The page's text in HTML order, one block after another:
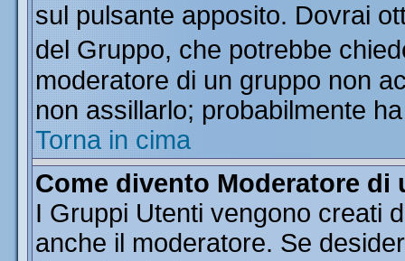
sul pulsante apposito. Dovrai
del Gruppo, che potrebbe
moderatore di un gruppo non
non assillarlo; probabilmente
Torna in cima
Come divento Moderatore di
I Gruppi Utenti vengono creati
anche il moderatore. Se